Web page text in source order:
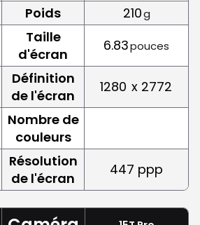
Poids 210g
Taille
d'écran
6.83pouces
Définition
de l'écran
1280 x 2772
Nombre de
couleurs
Résolution
de l'écran
447 ppp